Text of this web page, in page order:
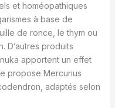
et homéopathiques
à base de
de ronce, le thym ou
D’autres produits
apportent un effet
propose Mercurius
adaptés selon